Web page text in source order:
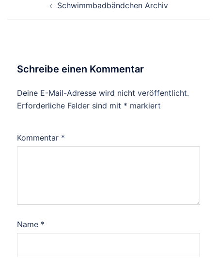
Schwimmbadbändchen Archiv
Schreibe einen Kommentar
Deine E-Mail-Adresse wird nicht veröffentlicht.
Erforderliche Felder sind mit * markiert
Kommentar *
Name *